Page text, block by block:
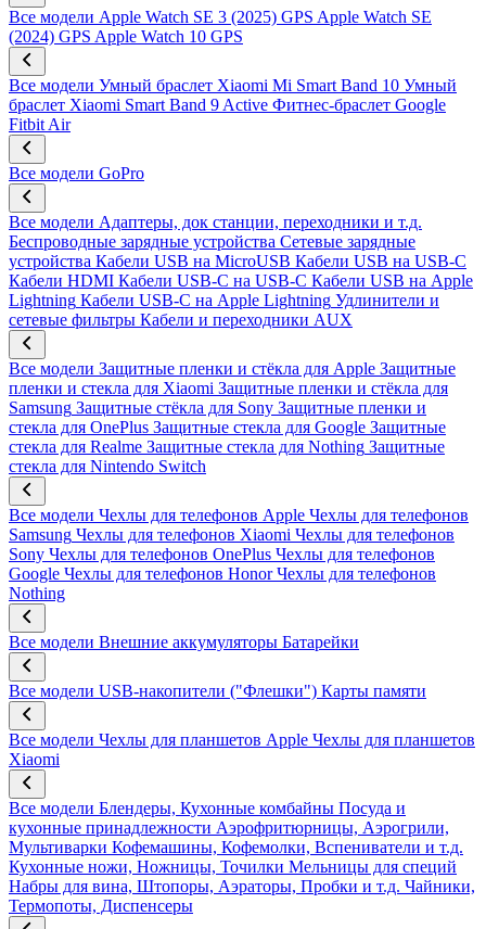
Все модели Apple Watch SE 3 (2025) GPS Apple Watch SE
(2024) GPS Apple Watch 10 GPS
Все модели Умный браслет Xiaomi Mi Smart Band 10 Умный
браслет Xiaomi Smart Band 9 Active Фитнес-браслет Google
Fitbit Air
Все модели GoPro
Все модели Адаптеры, док станции, переходники и т.д.
Беспроводные зарядные устройства Сетевые зарядные
устройства Кабели USB на MicroUSB Кабели USB на USB-C
Кабели HDMI Кабели USB-C на USB-C Кабели USB на Apple
Lightning Кабели USB-C на Apple Lightning Удлинители и
сетевые фильтры Кабели и переходники AUX
Все модели Защитные пленки и стёкла для Apple Защитные
пленки и стекла для Xiaomi Защитные пленки и стёкла для
Samsung Защитные стёкла для Sony Защитные пленки и
стекла для OnePlus Защитные стекла для Google Защитные
стекла для Realme Защитные стекла для Nothing Защитные
стекла для Nintendo Switch
Все модели Чехлы для телефонов Apple Чехлы для телефонов
Samsung Чехлы для телефонов Xiaomi Чехлы для телефонов
Sony Чехлы для телефонов OnePlus Чехлы для телефонов
Google Чехлы для телефонов Honor Чехлы для телефонов
Nothing
Все модели Внешние аккумуляторы Батарейки
Все модели USB-накопители ("Флешки") Карты памяти
Все модели Чехлы для планшетов Apple Чехлы для планшетов
Xiaomi
Все модели Блендеры, Кухонные комбайны Посуда и
кухонные принадлежности Аэрофритюрницы, Аэрогрили,
Мультиварки Кофемашины, Кофемолки, Вспениватели и т.д.
Кухонные ножи, Ножницы, Точилки Мельницы для специй
Набры для вина, Штопоры, Аэраторы, Пробки и т.д. Чайники,
Термопоты, Диспенсеры